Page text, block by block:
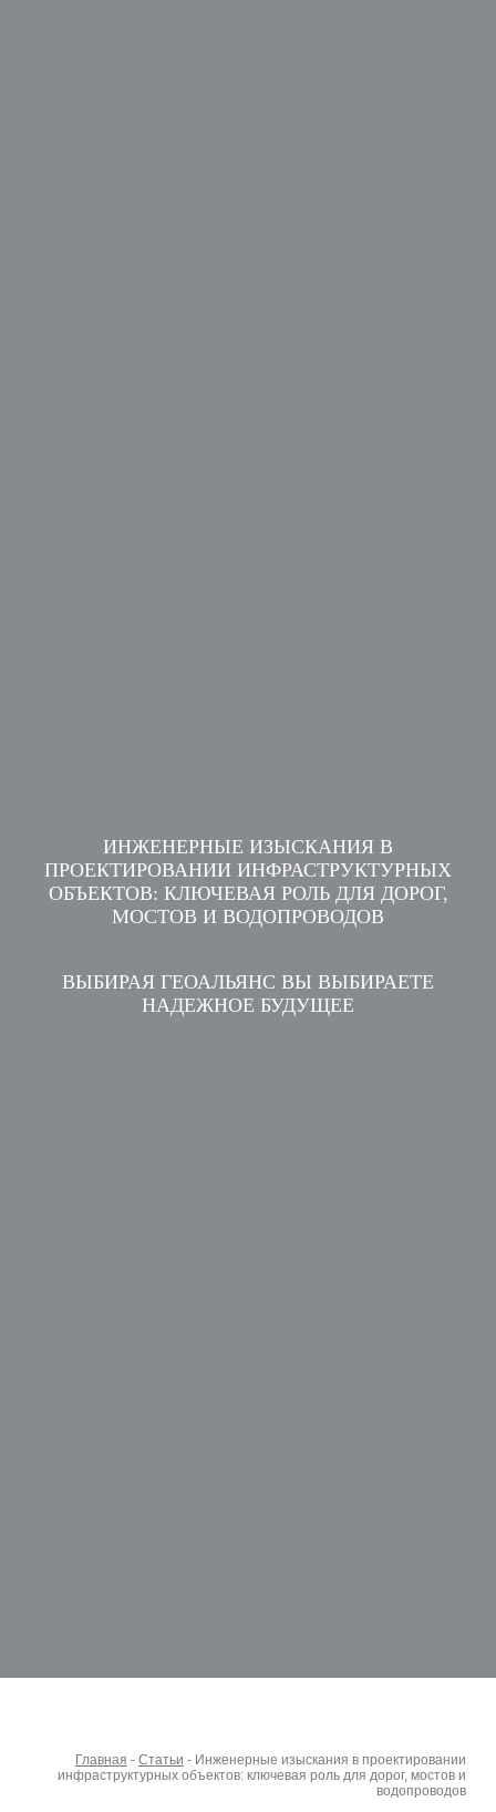
ИНЖЕНЕРНЫЕ ИЗЫСКАНИЯ В
ПРОЕКТИРОВАНИИ ИНФРАСТРУКТУРНЫХ
ОБЪЕКТОВ: КЛЮЧЕВАЯ РОЛЬ ДЛЯ ДОРОГ,
МОСТОВ И ВОДОПРОВОДОВ
ВЫБИРАЯ ГЕОАЛЬЯНС ВЫ ВЫБИРАЕТЕ
НАДЕЖНОЕ БУДУЩЕЕ
Главная - Статьи - Инженерные изыскания в проектировании
инфраструктурных объектов: ключевая роль для дорог, мостов и
водопроводов